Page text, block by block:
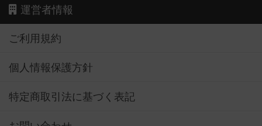
運営者情報
ご利用規約
個人情報保護方針
特定商取引法に基づく表記